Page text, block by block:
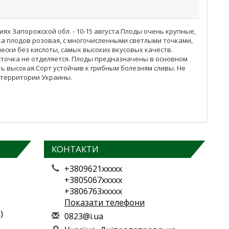
Запорожской обл. - 10-15 августа.Плоды очень крупные,
плодов розовая, с многочисленными светлыми точками,
без кислоты, самых высоких вкусовых качеств.
не отделяется. Плоды предназначены в основном
высокая.Сорт устойчив к грибным болезням сливы. Не
Украины.
КОНТАКТИ
+3809621xxxxx
+3805067xxxxx
+3806763xxxxx
Показати телефони
0823@i.ua